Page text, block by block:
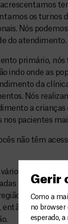
Gerir
Como a
no browser
esperado,
os turnos
Nós
do atendimento.
primário,
indo onde as
da
Nós
a crianças
pacientes
não têm
grupos
por um
onde
há lugares